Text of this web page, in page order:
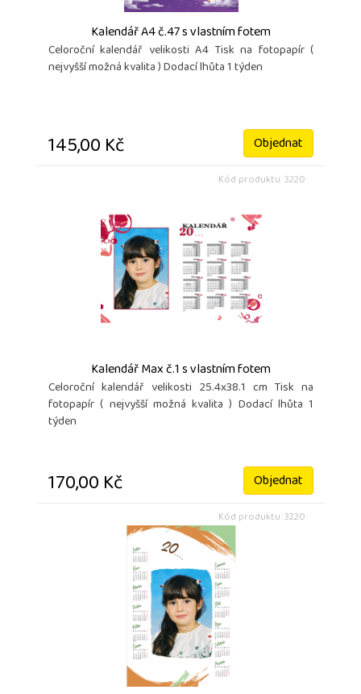
Kalendář A4 č.47 s vlastním fotem
Celoroční kalendář velikosti A4 Tisk na fotopapír (
nejvyšší možná kvalita ) Dodací lhůta 1 týden
145,00 Kč Objednat
Kód produktu: 3220
Kalendář Max č.1 s vlastním fotem
Celoroční kalendář velikosti 25.4x38.1 cm Tisk na
fotopapír ( nejvyšší možná kvalita ) Dodací lhůta 1
týden
170,00 Kč Objednat
Kód produktu: 3220